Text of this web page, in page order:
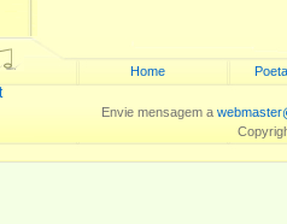
Home
Envie mensagem a